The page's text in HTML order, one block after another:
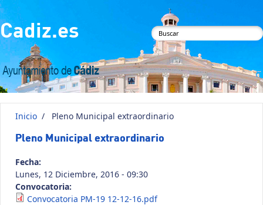
Pasar al contenido principal
Cadiz.es
Formulario de
búsqueda
Inicio / Pleno Municipal extraordinario
Pleno Municipal extraordinario
Fecha:
Lunes, 12 Diciembre, 2016 - 09:30
Convocatoria:
Convocatoria PM-19 12-12-16.pdf